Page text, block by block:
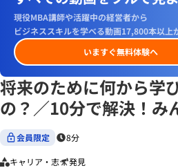
現役MBA講師や活躍中の経営者から
ビジネススキルを学べる動画17,800本以上
いますぐ無料体験へ
将来のために何から学
の？／10分で解決！み
会員限定 8分
キャリア・志 発見